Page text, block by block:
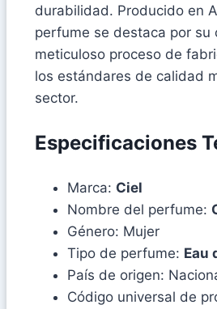
durabilidad. Producido en
perfume se destaca por su
meticuloso proceso de
los estándares de calidad
sector.
Especificaciones
Marca: Ciel
Nombre del perfume:
Género: Mujer
Tipo de perfume: Eau
País de origen:
Código universal de